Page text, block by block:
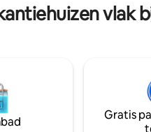
IDEALE LOCATIE. Wandel/
strand, Pier Village Shopping,
manier ingericht als een
kitchenette *zie foto 's.
bubbelbad en grote douche Heeft
wasmachine/droger, volledige
Keurig koffie, wifi, Roku Stick,
vlak
Gratis